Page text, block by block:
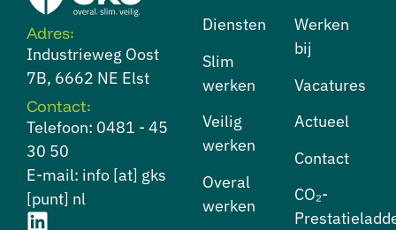
Adres:
Industrieweg Oost
7B, 6662 NE Elst
Contact:
Telefoon: 0481 - 45
30 50
E-mail: info [at] gks
[punt] nl
Diensten
⁠Slim
werken
⁠Veilig
werken
⁠Overal
werken
⁠Werken
bij
Vacatures
Actueel
Contact
CO₂-